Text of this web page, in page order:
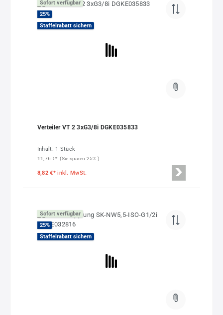
Sofort verfügbar
25%
Staffelrabatt sichern
Verteiler VT 2 3xG3/8i DGKE035833
Inhalt: 1 Stück
11,76 €* (Sie sparen 25% )
8,82 €*inkl. MwSt.
Sofort verfügbar
25%
Staffelrabatt sichern